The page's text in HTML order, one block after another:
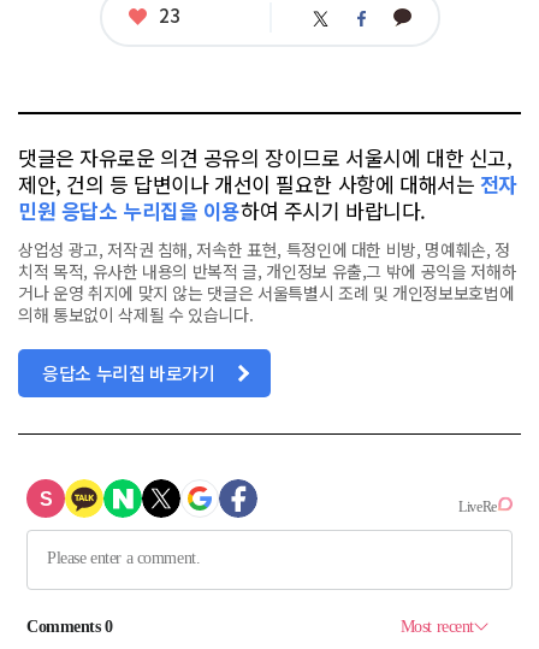
좋
23 트 페 카
댓글은 자유로운 의견 공유의 장이므로 서울시에 대한 신고,
제안, 건의 등 답변이나 개선이 필요한 사항에 대해서는 전자
민원 응답소 누리집을 이용하여 주시기 바랍니다.
상업성 광고, 저작권 침해, 저속한 표현, 특정인에 대한 비방, 명예훼손, 정
치적 목적, 유사한 내용의 반복적 글, 개인정보 유출,그 밖에 공익을 저해하
거나 운영 취지에 맞지 않는 댓글은 서울특별시 조례 및 개인정보보호법에
의해 통보없이 삭제될 수 있습니다.
응답소 누리집 바로가기